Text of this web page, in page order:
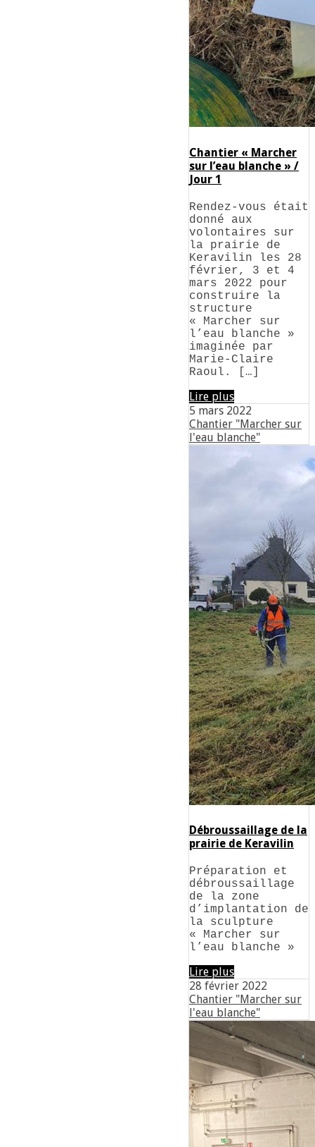
Chantier « Marcher
sur l’eau blanche » /
Jour 1
Rendez-vous était
donné aux
volontaires sur
la prairie de
Keravilin les 28
février, 3 et 4
mars 2022 pour
construire la
structure
« Marcher sur
l’eau blanche »
imaginée par
Marie-Claire
Raoul. […]
Lire plus
5 mars 2022
Chantier "Marcher sur
l'eau blanche"
Débroussaillage de la
prairie de Keravilin
Préparation et
débroussaillage
de la zone
d’implantation de
la sculpture
« Marcher sur
l’eau blanche »
Lire plus
28 février 2022
Chantier "Marcher sur
l'eau blanche"